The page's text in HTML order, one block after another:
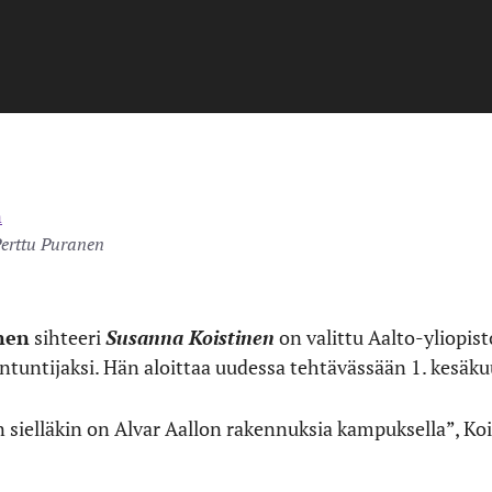
Puranen
sihteeri Susanna Koistinen on valittu Aalto-
Hän aloittaa uudessa tehtävässään 1.
sielläkin on Alvar Aallon rakennuksia kampuksella”,